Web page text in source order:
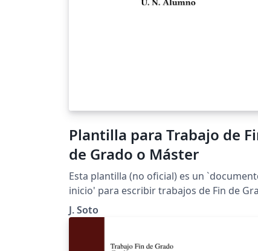
Plantilla para Trabajo de
de Grado o Máster
Esta plantilla (no oficial) es un
inicio' para escribir trabajos de Fin de
(o Master), al estilo de los que usamos en
Facultad de Matemáticas de la
J. Soto